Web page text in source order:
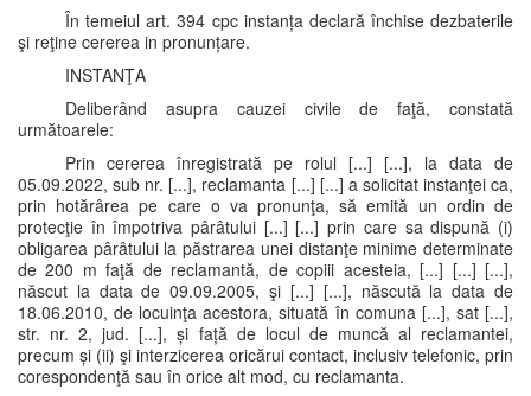
În temeiul art. 394 cpc instanța declară închise dezbaterile
şi reţine cererea in pronunțare.
INSTANŢA
Deliberând asupra cauzei civile de faţă, constată
următoarele:
Prin cererea înregistrată pe rolul [...] [...], la data de
05.09.2022, sub nr. [...], reclamanta [...] [...] a solicitat instanţei ca,
prin hotărârea pe care o va pronunţa, să emită un ordin de
protecţie în împotriva pârâtului [...] [...] prin care sa dispună (i)
obligarea pârâtului la păstrarea unei distanţe minime determinate
de 200 m faţă de reclamantă, de copiii acesteia, [...] [...] [...],
născut la data de 09.09.2005, şi [...] [...], născută la data de
18.06.2010, de locuinţa acestora, situată în comuna [...], sat [...],
str. nr. 2, jud. [...], și față de locul de muncă al reclamantei,
precum și (ii) şi interzicerea oricărui contact, inclusiv telefonic, prin
corespondenţă sau în orice alt mod, cu reclamanta.